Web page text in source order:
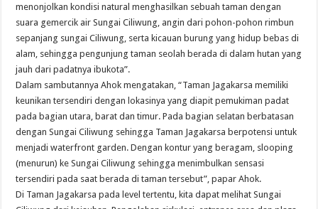
menonjolkan kondisi natural menghasilkan sebuah taman dengan
suara gemercik air Sungai Ciliwung, angin dari pohon-pohon rimbun
sepanjang sungai Ciliwung, serta kicauan burung yang hidup bebas di
alam, sehingga pengunjung taman seolah berada di dalam hutan yang
jauh dari padatnya ibukota”.
Dalam sambutannya Ahok mengatakan, “Taman Jagakarsa memiliki
keunikan tersendiri dengan lokasinya yang diapit pemukiman padat
pada bagian utara, barat dan timur. Pada bagian selatan berbatasan
dengan Sungai Ciliwung sehingga Taman Jagakarsa berpotensi untuk
menjadi waterfront garden. Dengan kontur yang beragam, slooping
(menurun) ke Sungai Ciliwung sehingga menimbulkan sensasi
tersendiri pada saat berada di taman tersebut”, papar Ahok.
Di Taman Jagakarsa pada level tertentu, kita dapat melihat Sungai